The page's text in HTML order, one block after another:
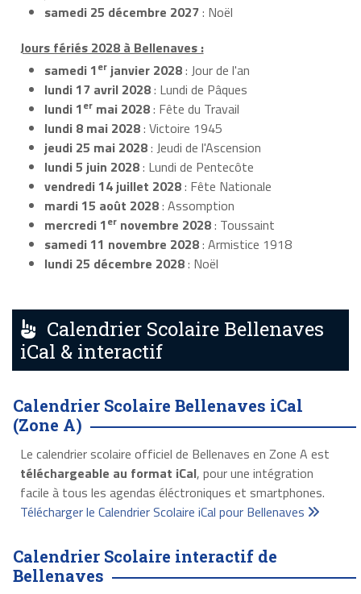
samedi 25 décembre 2027: Noël
Jours fériés 2028 à Bellenaves :
samedi 1er janvier 2028: Jour de l'an
lundi 17 avril 2028: Lundi de Pâques
lundi 1er mai 2028: Fête du Travail
lundi 8 mai 2028: Victoire 1945
jeudi 25 mai 2028: Jeudi de l'Ascension
lundi 5 juin 2028: Lundi de Pentecôte
vendredi 14 juillet 2028: Fête Nationale
mardi 15 août 2028: Assomption
mercredi 1er novembre 2028: Toussaint
samedi 11 novembre 2028: Armistice 1918
lundi 25 décembre 2028: Noël
Calendrier Scolaire Bellenaves
iCal & interactif
Calendrier Scolaire Bellenaves iCal
(Zone A)
Le calendrier scolaire officiel de Bellenaves en Zone A est
téléchargeable au format iCal, pour une intégration
facile à tous les agendas éléctroniques et smartphones.
Télécharger le Calendrier Scolaire iCal pour Bellenaves
Calendrier Scolaire interactif de
Bellenaves